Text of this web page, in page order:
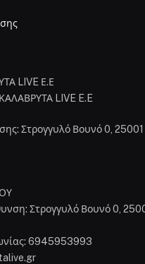
LIVE Ε.Ε
ΚΑΛΑΒΡΥΤΑ LIVE E.E
Στρογγυλό Βουνό 0, 25001
Στρογγυλό Βουνό 0,
6945953993